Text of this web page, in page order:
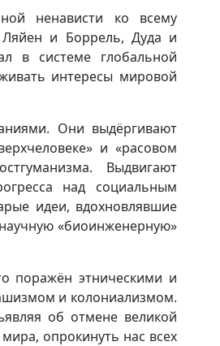
ненависти ко всему
и Боррель, Дуда и
в системе глобальной
интересы мировой
Они выдёргивают
и «расовом
Выдвигают
над социальным
идеи, вдохновлявшие
«биоинженерную»
поражён этническими и
и колониализмом.
об отмене великой
опрокинуть нас всех